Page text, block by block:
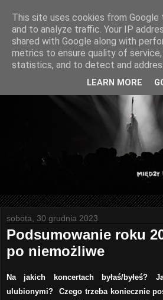
sobota, 30 grudnia 2023
Podsumowanie roku
po niemożliwe
Na jakich koncertach byłaś/byłeś?
ulubionymi? Czego trzeba koniecznie
This site uses cookies from
and to analyze traffic. Your IP
shared with Google along with
metrics to ensure quality of
statistics, and to detect and
LEARN MORE